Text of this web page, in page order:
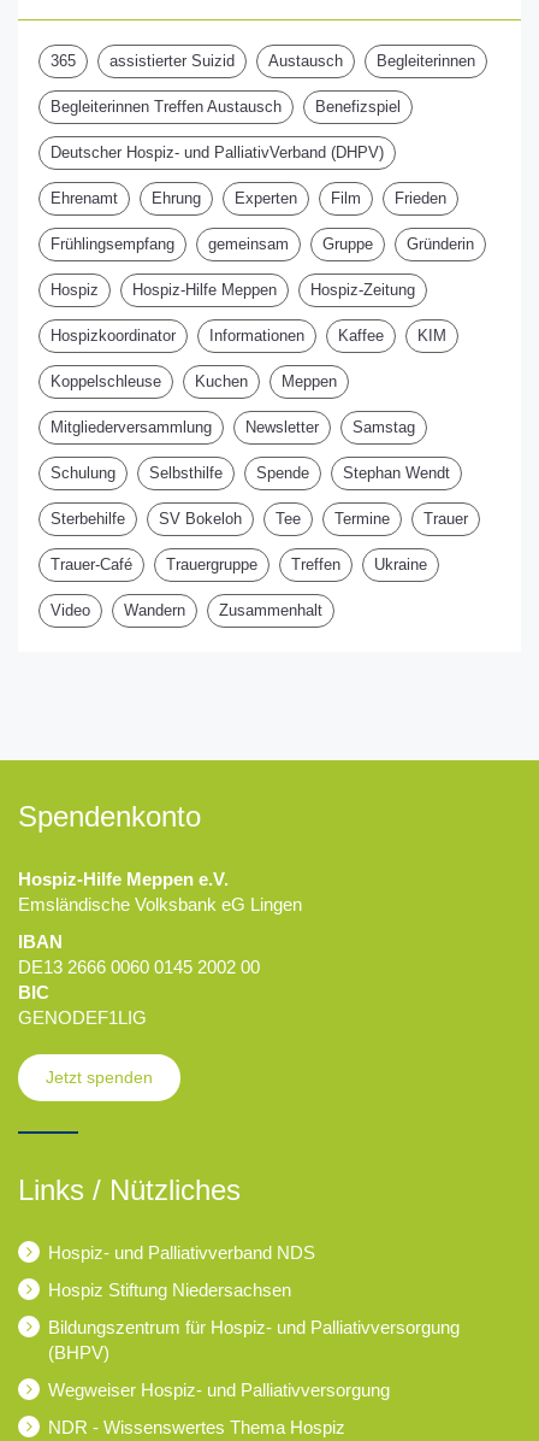
365 assistierter Suizid Austausch Begleiterinnen
Begleiterinnen Treffen Austausch Benefizspiel
Deutscher Hospiz- und PalliativVerband (DHPV)
Ehrenamt Ehrung Experten Film Frieden
Frühlingsempfang gemeinsam Gruppe Gründerin
Hospiz Hospiz-Hilfe Meppen Hospiz-Zeitung
Hospizkoordinator Informationen Kaffee KIM
Koppelschleuse Kuchen Meppen
Mitgliederversammlung Newsletter Samstag
Schulung Selbsthilfe Spende Stephan Wendt
Sterbehilfe SV Bokeloh Tee Termine Trauer
Trauer-Café Trauergruppe Treffen Ukraine
Video Wandern Zusammenhalt
Spendenkonto
Hospiz-Hilfe Meppen e.V.
Emsländische Volksbank eG Lingen
IBAN
DE13 2666 0060 0145 2002 00
BIC
GENODEF1LIG
Jetzt spenden
Links / Nützliches
Hospiz- und Palliativverband NDS
Hospiz Stiftung Niedersachsen
Bildungszentrum für Hospiz- und Palliativversorgung
(BHPV)
Wegweiser Hospiz- und Palliativversorgung
NDR - Wissenswertes Thema Hospiz